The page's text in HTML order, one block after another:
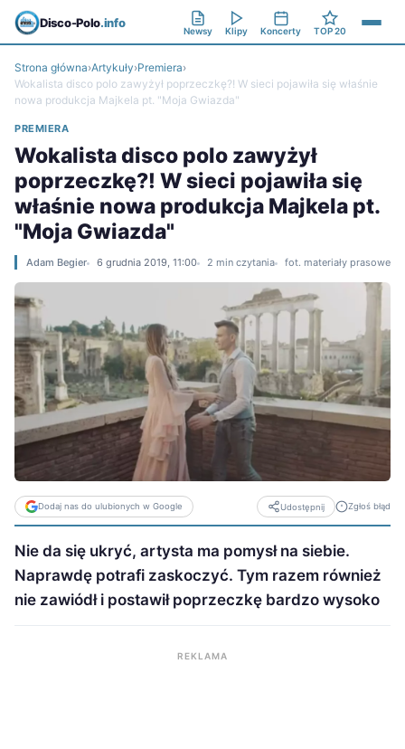
Disco-Polo.info
Newsy Klipy Koncerty TOP 20
Strona główna›Artykuły›Premiera›
Wokalista disco polo zawyżył poprzeczkę?! W sieci pojawiła się właśnie
nowa produkcja Majkela pt. "Moja Gwiazda"
PREMIERA
Wokalista disco polo zawyżył
poprzeczkę?! W sieci pojawiła się
właśnie nowa produkcja Majkela pt.
"Moja Gwiazda"
Adam Begier 6 grudnia 2019, 11:00 2 min czytania fot. materiały prasowe
Dodaj nas do ulubionych w Google Udostępnij Zgłoś błąd
Nie da się ukryć, artysta ma pomysł na siebie.
Naprawdę potrafi zaskoczyć. Tym razem również
nie zawiódł i postawił poprzeczkę bardzo wysoko
REKLAMA